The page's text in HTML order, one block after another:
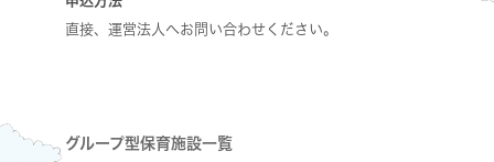
直接、運営法人へお問い合わせください。
グループ型保育施設一覧